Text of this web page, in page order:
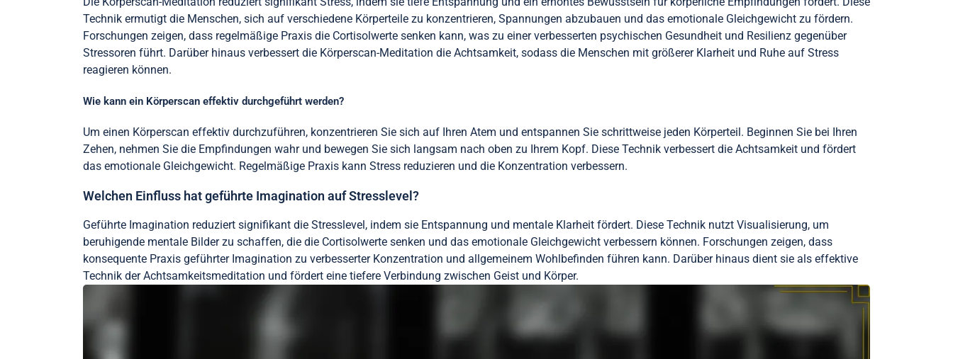
Technik ermutigt die Menschen, sich auf verschiedene Körperteile zu konzentrieren, Spannungen abzubauen und das emotionale Gleichgewicht zu fördern.
Forschungen zeigen, dass regelmäßige Praxis die Cortisolwerte senken kann, was zu einer verbesserten psychischen Gesundheit und Resilienz gegenüber
Stressoren führt. Darüber hinaus verbessert die Körperscan-Meditation die Achtsamkeit, sodass die Menschen mit größerer Klarheit und Ruhe auf Stress
reagieren können.
Wie kann ein Körperscan effektiv durchgeführt werden?
Um einen Körperscan effektiv durchzuführen, konzentrieren Sie sich auf Ihren Atem und entspannen Sie schrittweise jeden Körperteil. Beginnen Sie bei Ihren
Zehen, nehmen Sie die Empfindungen wahr und bewegen Sie sich langsam nach oben zu Ihrem Kopf. Diese Technik verbessert die Achtsamkeit und fördert
das emotionale Gleichgewicht. Regelmäßige Praxis kann Stress reduzieren und die Konzentration verbessern.
Welchen Einfluss hat geführte Imagination auf Stresslevel?
Geführte Imagination reduziert signifikant die Stresslevel, indem sie Entspannung und mentale Klarheit fördert. Diese Technik nutzt Visualisierung, um
beruhigende mentale Bilder zu schaffen, die die Cortisolwerte senken und das emotionale Gleichgewicht verbessern können. Forschungen zeigen, dass
konsequente Praxis geführter Imagination zu verbesserter Konzentration und allgemeinem Wohlbefinden führen kann. Darüber hinaus dient sie als effektive
Technik der Achtsamkeitsmeditation und fördert eine tiefere Verbindung zwischen Geist und Körper.